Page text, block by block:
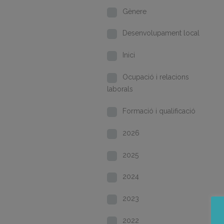
Gènere
Desenvolupament local
Inici
Ocupació i relacions
laborals
Formació i qualificació
2026
2025
2024
2023
2022